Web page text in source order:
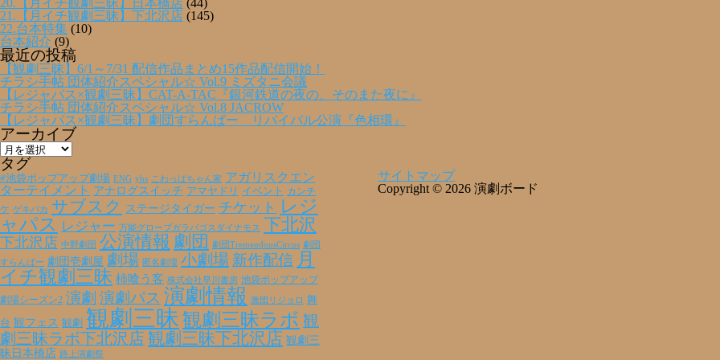
20.【月イチ観劇三昧】日本橋店 (44)
21.【月イチ観劇三昧】下北沢店 (145)
22.台本特集 (10)
台本紹介 (9)
最近の投稿
【観劇三昧】6/1～7/31 配信作品まとめ15作品配信開始！
チラシ手帖 団体紹介スペシャル☆ Vol.9 ミズタニ会議
【レジャパス×観劇三昧】CAT-A-TAC『銀河鉄道の夜の、そのまた夜に』
チラシ手帖 団体紹介スペシャル☆ Vol.8 JACROW
【レジャパス×観劇三昧】劇団すらんばー リバイバル公演『色相環』
アーカイブ
ア
ー
カ
イ
ブ
タグ
#池袋ポップアップ劇場 ENG yhs こわっぱちゃん家 アガリスクエン
ターテイメント アナログスイッチ アマヤドリ イベント カンチ
ケ ゲキバカ サブスク ステージタイガー チケット レジ
ャパス レジャー 万能グローブガラパゴスダイナモス 下北沢
下北沢店 中野劇団 公演情報 劇団 劇団TremendousCircus 劇団
すらんばー 劇団壱劇屋 劇場 匿名劇壇 小劇場 新作配信 月
イチ観劇三昧 柿喰う客 株式会社早川書房 池袋ポップアップ
劇場シーズン2 演劇 演劇パス 演劇情報 激団リジョロ 舞
台 観フェス 観劇 観劇三昧観劇三昧ラボ 観
劇三昧ラボ下北沢店観劇三昧下北沢店 観劇三
昧日本橋店 路上演劇祭
サイトマップ
Copyright © 2026 演劇ボード